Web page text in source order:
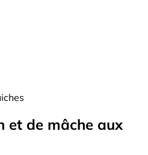
et de mâche aux